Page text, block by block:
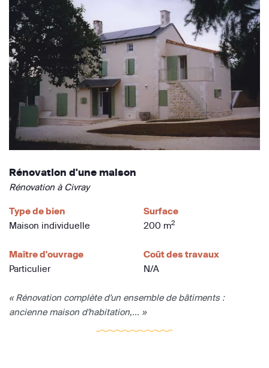
Rénovation d'une maison
Rénovation à Civray
Type de bien
Maison individuelle
Surface
200 m2
Maître d'ouvrage
Particulier
Coût des travaux
N/A
« Rénovation complète d'un ensemble de bâtiments :
ancienne maison d'habitation,... »